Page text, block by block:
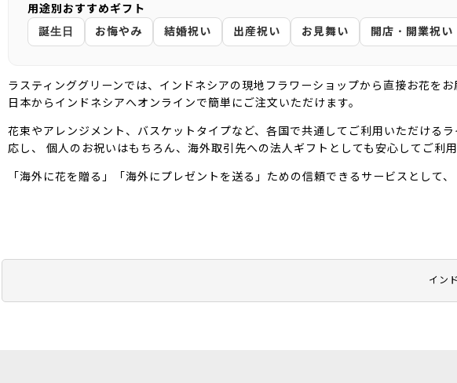
イン
用途別おすすめギフト
誕生日
お悔やみ 結婚祝い 出産祝い お見舞い 開店・開業祝い
ラスティンググリーンでは、インドネシアの現地フラワーショップから直接お花を
日本からインドネシアへオンラインで簡単にご注文いただけます。
花束やアレンジメント、バスケットタイプなど、各国で共通してご利用いただける
応し、 個人のお祝いはもちろん、海外取引先への法人ギフトとしても安心してご利用
「海外に花を贈る」「海外にプレゼントを送る」ための信頼できるサービスとして